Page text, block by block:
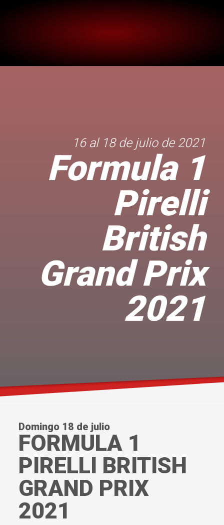
16 al 18 de julio de 2021
Formula 1
Pirelli
British
Grand Prix
2021
Domingo 18 de julio
FORMULA 1
PIRELLI BRITISH
GRAND PRIX
2021